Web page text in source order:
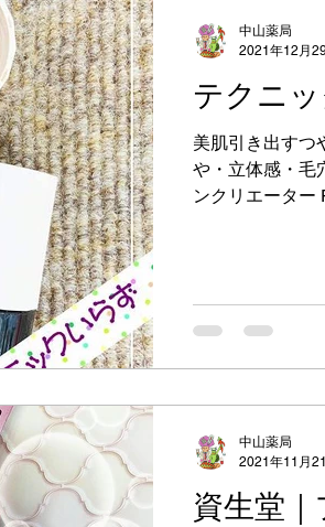
テクニ
美肌引き出すつ
や・立体感・毛
ンクリエータ
中山薬局
2021年12月
資生堂
中山薬局
2021年11月